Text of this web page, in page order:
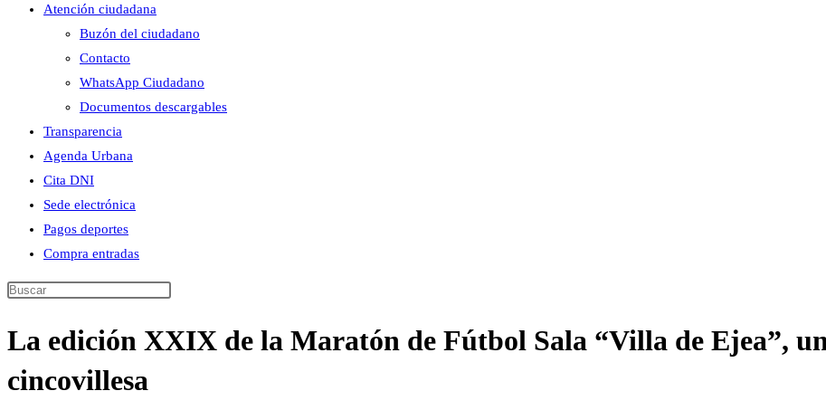
Atención ciudadana
Buzón del ciudadano
Contacto
WhatsApp Ciudadano
Documentos descargables
Transparencia
Agenda Urbana
Cita DNI
Sede electrónica
Pagos deportes
Compra entradas
Buscar
esta
La edición XXIX de la Maratón de Fútbol Sala “Villa de Ejea”,
cincovillesa